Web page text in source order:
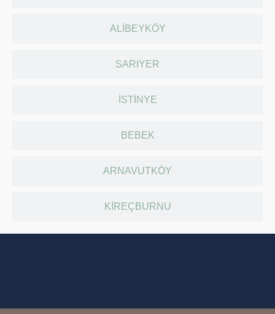
ALIBEYKÖY
SARIYER
İSTINYE
BEBEK
ARNAVUTKÖY
KIREÇBURNU